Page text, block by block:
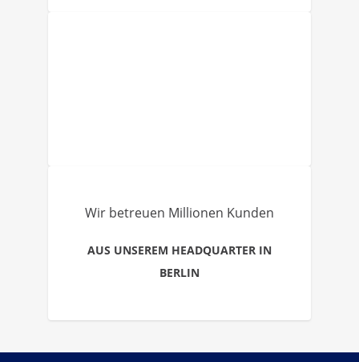
Wir betreuen Millionen Kunden
AUS UNSEREM HEADQUARTER IN
BERLIN